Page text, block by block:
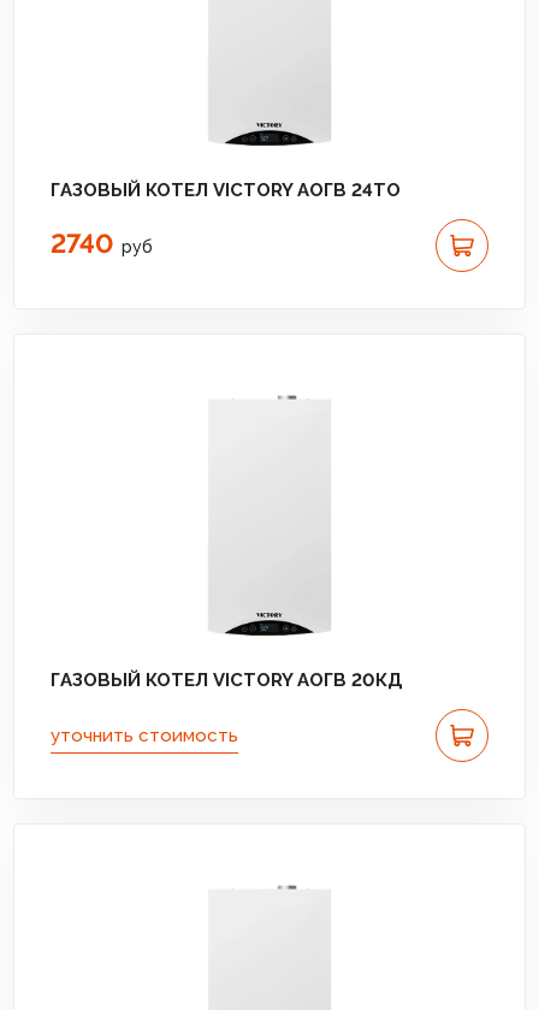
ГАЗОВЫЙ КОТЕЛ VICTORY АОГВ 24TО
2740 руб
ГАЗОВЫЙ КОТЕЛ VICTORY АОГВ 20КД
уточнить стоимость